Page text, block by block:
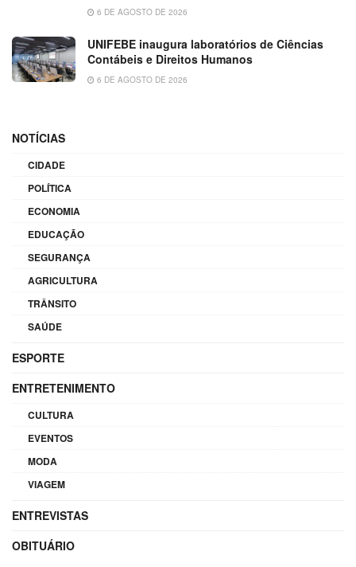
6 DE AGOSTO DE 2026
UNIFEBE inaugura laboratórios de Ciências
Contábeis e Direitos Humanos
6 DE AGOSTO DE 2026
NOTÍCIAS
CIDADE
POLÍTICA
ECONOMIA
EDUCAÇÃO
SEGURANÇA
AGRICULTURA
TRÂNSITO
SAÚDE
ESPORTE
ENTRETENIMENTO
CULTURA
EVENTOS
MODA
VIAGEM
ENTREVISTAS
OBITUÁRIO